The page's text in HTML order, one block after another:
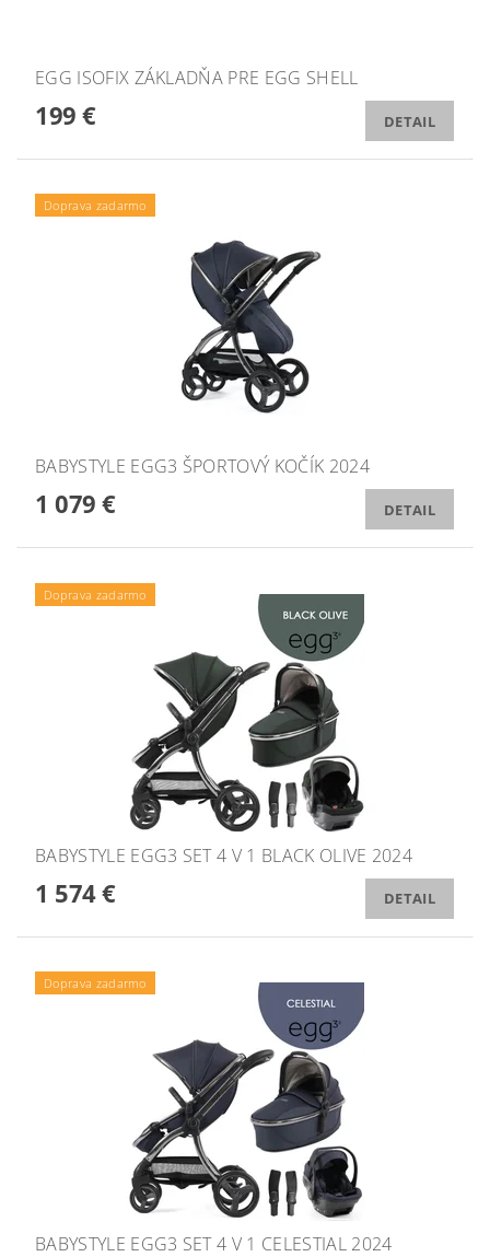
EGG ISOFIX ZÁKLADŇA PRE EGG SHELL
199 € DETAIL
Doprava zadarmo
BABYSTYLE EGG3 ŠPORTOVÝ KOČÍK 2024
1 079 € DETAIL
Doprava zadarmo
BABYSTYLE EGG3 SET 4 V 1 BLACK OLIVE 2024
1 574 € DETAIL
Doprava zadarmo
BABYSTYLE EGG3 SET 4 V 1 CELESTIAL 2024